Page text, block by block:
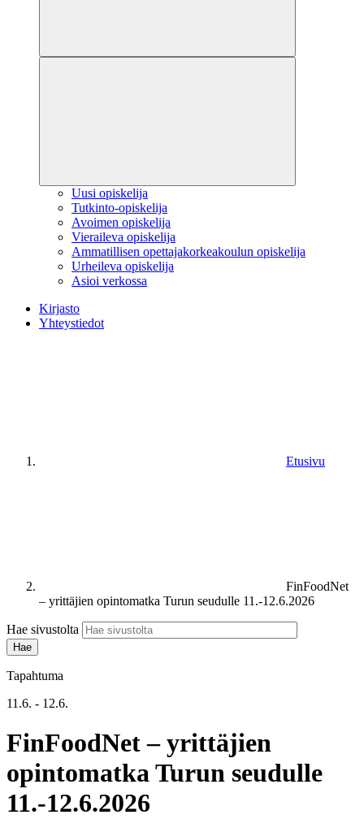
Uusi opiskelija
Tutkinto-opiskelija
Avoimen opiskelija
Vieraileva opiskelija
Ammatillisen opettajakorkeakoulun opiskelija
Urheileva opiskelija
Asioi verkossa
Kirjasto
Yhteystiedot
Etusivu
FinFoodNet
– yrittäjien opintomatka Turun seudulle 11.-12.6.2026
Hae sivustolta
Tapahtuma
11.6. - 12.6.
FinFoodNet – yrittäjien
opintomatka Turun seudulle
11.-12.6.2026